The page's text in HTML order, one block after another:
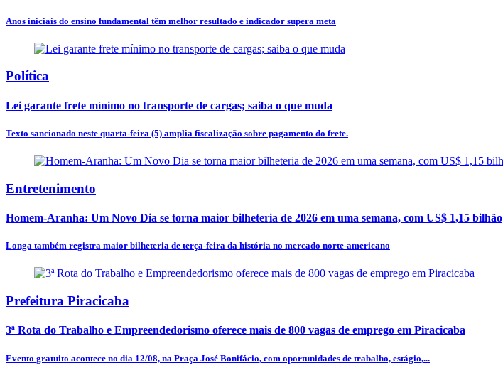
Anos iniciais do ensino fundamental têm melhor resultado e indicador supera meta
Política
Lei garante frete mínimo no transporte de cargas; saiba o que muda
Texto sancionado neste quarta-feira (5) amplia fiscalização sobre pagamento do frete.
Entretenimento
Homem-Aranha: Um Novo Dia se torna maior bilheteria de 2026 em uma semana, com US$ 1,15 bilhão
Longa também registra maior bilheteria de terça-feira da história no mercado norte-americano
Prefeitura Piracicaba
3ª Rota do Trabalho e Empreendedorismo oferece mais de 800 vagas de emprego em Piracicaba
Evento gratuito acontece no dia 12/08, na Praça José Bonifácio, com oportunidades de trabalho, estágio,...